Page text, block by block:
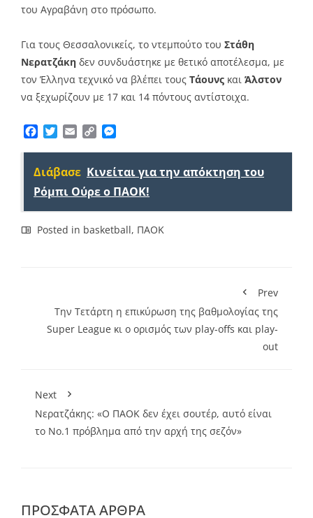
του Αγραβάνη στο πρόσωπο.
Για τους Θεσσαλονικείς, το ντεμπούτο του Στάθη
Νερατζάκη δεν συνδυάστηκε με θετικό αποτέλεσμα, με
τον Έλληνα τεχνικό να βλέπει τους Τάουνς και Άλστον
να ξεχωρίζουν με 17 και 14 πόντους αντίστοιχα.
Facebook
TwitterEmailCopy
Διάβασε Κινείται για την απόκτηση του
Ρόμπι Ούρε ο ΠΑΟΚ!
Posted in basketball, ΠΑΟΚ
Prev
Την Τετάρτη η επικύρωση της βαθμολογίας της
Super League κι ο ορισμός των play-offs και play-
out
Next
Νερατζάκης: «Ο ΠΑΟΚ δεν έχει σουτέρ, αυτό είναι
το Νο.1 πρόβλημα από την αρχή της σεζόν»
ΠΡΌΣΦΑΤΑ ΆΡΘΡΑ